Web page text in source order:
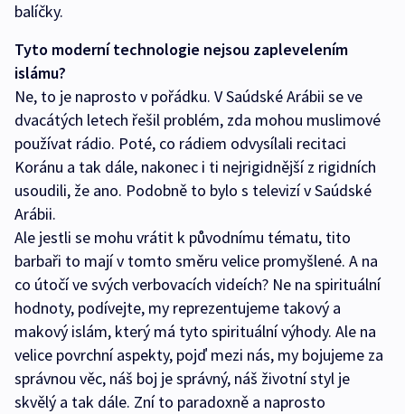
balíčky.
Tyto moderní technologie nejsou zaplevelením
islámu?
Ne, to je naprosto v pořádku. V Saúdské Arábii se ve
dvacátých letech řešil problém, zda mohou muslimové
používat rádio. Poté, co rádiem odvysílali recitaci
Koránu a tak dále, nakonec i ti nejrigidnější z rigidních
usoudili, že ano. Podobně to bylo s televizí v Saúdské
Arábii.
Ale jestli se mohu vrátit k původnímu tématu, tito
barbaři to mají v tomto směru velice promyšlené. A na
co útočí ve svých verbovacích videích? Ne na spirituální
hodnoty, podívejte, my reprezentujeme takový a
makový islám, který má tyto spirituální výhody. Ale na
velice povrchní aspekty, pojď mezi nás, my bojujeme za
správnou věc, náš boj je správný, náš životní styl je
skvělý a tak dále. Zní to paradoxně a naprosto